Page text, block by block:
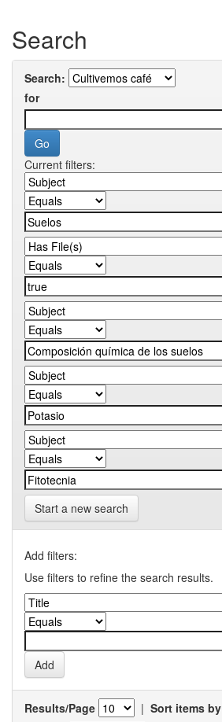
Search
Search:
for
Current filters:
Start a new search
Add filters:
Use filters to refine the search results.
Results/Page | Sort items by